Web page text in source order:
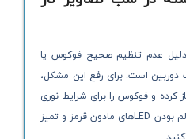
عدم تنظیم صحیح فوکوس یا
است. برای رفع این مشکل،
کرده و فوکوس را برای شرایط نوری
کم تنظیم کنید. همچنین، از سالم بودن LEDهای مادون قرمز و تمیز